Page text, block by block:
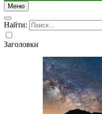
Меню
Найти:
Заголовки